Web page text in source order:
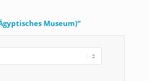
Museum)“